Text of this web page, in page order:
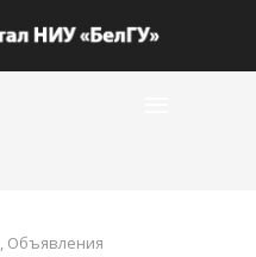
, Объявления